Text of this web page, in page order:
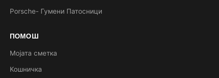
Porsche- Гумени Патосници
ПОМОШ
Мојата сметка
Кошничка